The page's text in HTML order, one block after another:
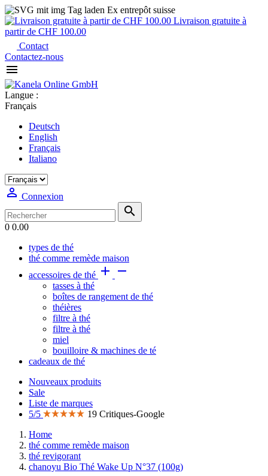
Ex entrepôt suisse
Livraison gratuite à
partir de CHF 100.00
Contact
Contactez-nous

Langue :
Français
Deutsch
English
Français
Italiano
 Connexion

0 0.00
types de thé
thé comme remède maison
accessoires de thé  
tasses à thé
boîtes de rangement de thé
théières
filtre à thé
filtre à thé
miel
bouilloire & machines de té
cadeaux de thé
Nouveaux produits
Sale
Liste de marques
5/5
19 Critiques-Google
Home
thé comme remède maison
thé revigorant
chanoyu Bio Thé Wake Up N°37 (100g)